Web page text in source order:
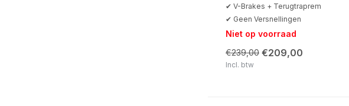
✔ V-Brakes + Terugtraprem
✔ Geen Versnellingen
Niet op voorraad
€239,00 €209,00
Incl. btw